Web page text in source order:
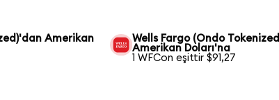
Amerikan
Wells Fargo (Ondo
Amerikan Doları'na
1 WFCon eşittir $91,27